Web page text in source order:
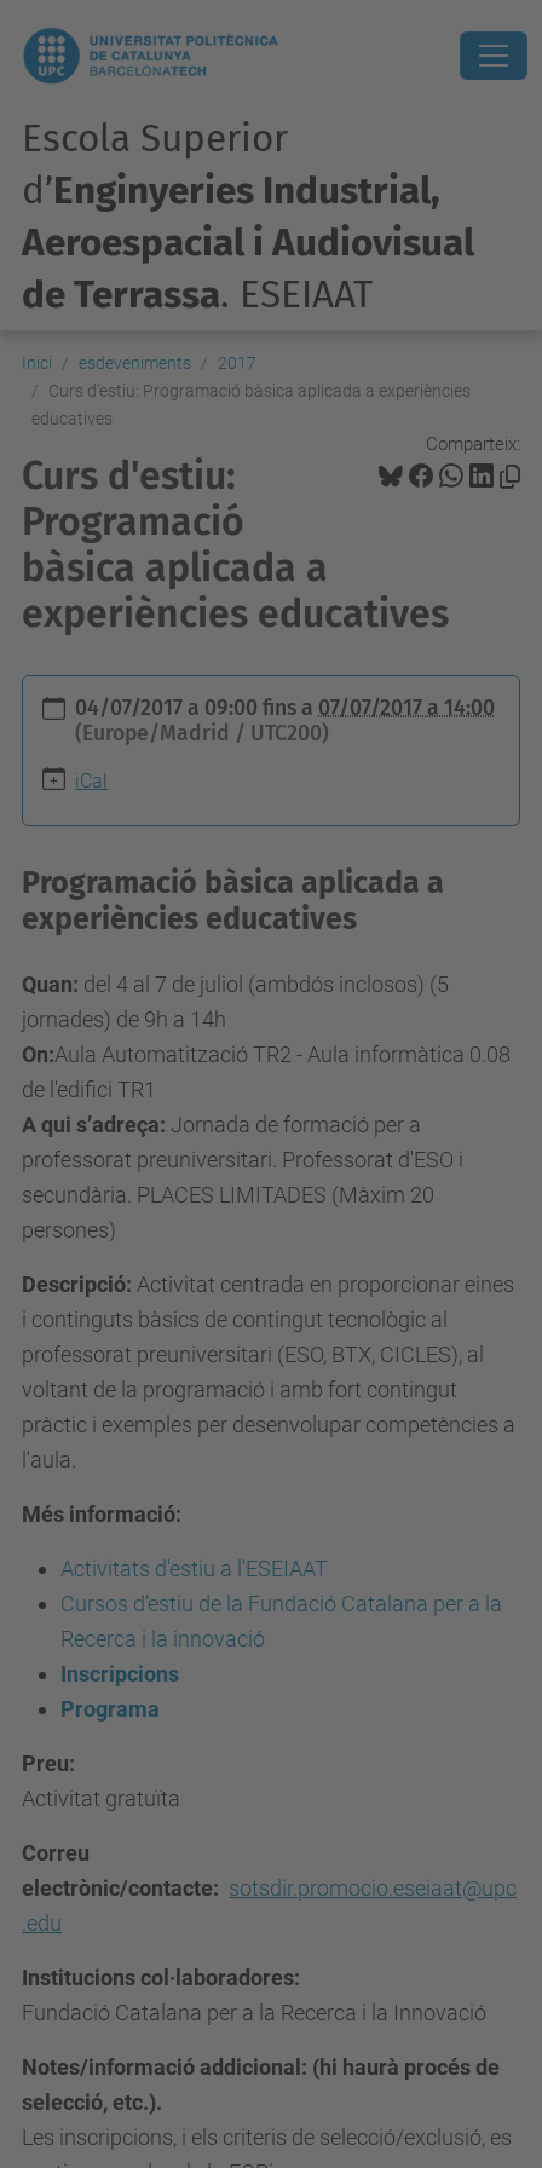
Escola Superior
d’Enginyeries Industrial,
Aeroespacial i Audiovisual
de Terrassa. ESEIAAT
Inici esdeveniments
2017
Curs d'estiu: Programació bàsica aplicada a experiències
educatives
Comparteix:
Curs d'estiu:
Programació
bàsica aplicada a
experiències educatives
s
:
/
e
s
e
a
p
c
.
e
d
u
v
e
n
i
m
n
t
s
/
2
04/07/2017 a 09:00fins a 07/07/2017 a 14:00
(Europe/Madrid / UTC200)
iCal
Programació bàsica aplicada a
experiències educatives
Quan: del 4 al 7 de juliol (ambdós inclosos) (5
jornades) de 9h a 14h
On:Aula Automatització TR2 - Aula informàtica 0.08
de l'edifici TR1
A qui s’adreça: Jornada de formació per a
professorat preuniversitari. Professorat d'ESO i
secundària. PLACES LIMITADES (Màxim 20
persones)
Descripció: Activitat centrada en proporcionar eines
i continguts bàsics de contingut tecnològic al
professorat preuniversitari (ESO, BTX, CICLES), al
voltant de la programació i amb fort contingut
pràctic i exemples per desenvolupar competències a
l'aula.
Més informació:
Activitats d'estiu a l'ESEIAAT
Cursos d’estiu de la Fundació Catalana per a la
Recerca i la innovació
Inscripcions
Programa
Preu:
Activitat gratuïta
Correu
electrònic/contacte: sotsdir.promocio.eseiaat@upc
.edu
Institucions col·laboradores:
Fundació Catalana per a la Recerca i la Innovació
Notes/informació addicional: (hi haurà procés de
selecció, etc.).
Les inscripcions, i els criteris de selecció/exclusió, es